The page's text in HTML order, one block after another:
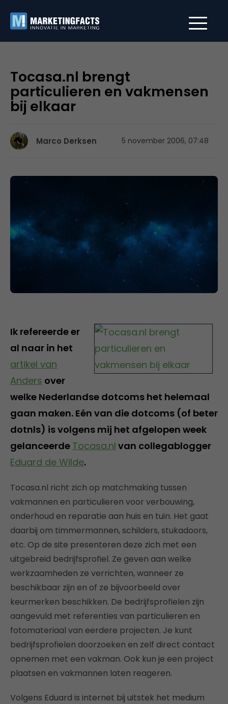
Tocasa.nl brengt
particulieren en vakmensen
bij elkaar
Marco Derksen 5 november 2006, 07:48
Ik refereerde er
al naar in het
artikel van
Anders over
welke Nederlandse dotcoms het helemaal
gaan maken. Eén van die dotcoms (of beter
dotnls) is volgens mij het afgelopen week
gelanceerde Tocasa.nl van collegablogger
Eduard de Wilde.
Tocasa.nl richt zich op matchmaking tussen
vakmannen en particulieren voor verbouwing,
onderhoud en reparatie aan huis en tuin. Het gaat
daarbij om timmermannen, schilders, stukadoors,
etc. Op de site presenteren deze zich met een
uitgebreid bedrijfsprofiel. Ze geven aan welke
werkzaamheden ze verrichten, wanneer ze
beschikbaar zijn en of ze bijvoorbeeld over
keurmerken beschikken. De bedrijfsprofielen zijn
aangevuld met referenties van particulieren en
fotomateriaal van eerdere projecten. Je kunt
bedrijfsprofielen doorzoeken en zelf direct contact
opnemen met een vakman. Ook kun je een project
plaatsen en vakmannen laten reageren.
Volgens Eduard is internet bij uitstek het medium